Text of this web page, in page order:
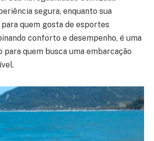
segura, enquanto sua
quem gosta de esportes
conforto e desempenho, é uma
para quem busca uma embarcação